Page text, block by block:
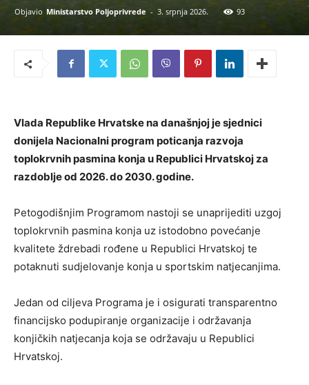
Objavio Ministarstvo Poljoprivrede - 3. srpnja 2026. 93
Vlada Republike Hrvatske na današnjoj je sjednici
donijela Nacionalni program poticanja razvoja
toplokrvnih pasmina konja u Republici Hrvatskoj za
razdoblje od 2026. do 2030. godine.
Petogodišnjim Programom nastoji se unaprijediti uzgoj
toplokrvnih pasmina konja uz istodobno povećanje
kvalitete ždrebadi rođene u Republici Hrvatskoj te
potaknuti sudjelovanje konja u sportskim natjecanjima.
Jedan od ciljeva Programa je i osigurati transparentno
financijsko podupiranje organizacije i održavanja
konjičkih natjecanja koja se održavaju u Republici
Hrvatskoj.